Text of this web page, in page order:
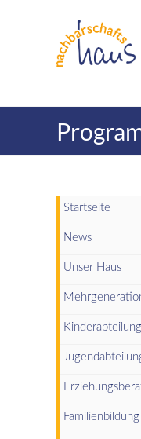
Startseite
News
Unser Haus
Kinderabteilung
Familienbildung